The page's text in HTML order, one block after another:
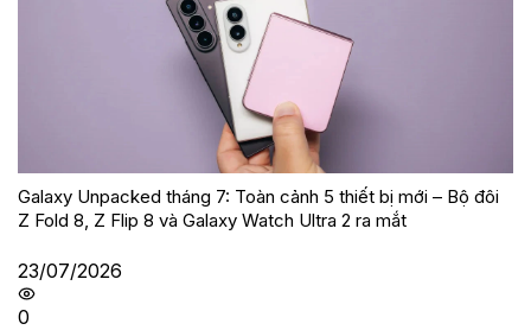
Galaxy Unpacked tháng 7: Toàn cảnh 5 thiết bị mới – Bộ đôi
Z Fold 8, Z Flip 8 và Galaxy Watch Ultra 2 ra mắt
23/07/2026
0